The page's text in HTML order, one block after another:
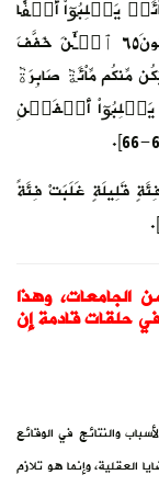
يَغۡلِبُوٓاْ أَلۡفٗا
مِّنَ ٱلَّذِينَ كَفَرُواْ بِأَنَّهُمۡ قَوۡمٞ لَّا يَفۡقَهُونَ٦٥ ٱلۡـَٰٔنَ خَفَّفَ
مِّاْئَةٞ صَابِرَةٞ
يَغۡلِبُوٓاْ أَلۡفَيۡنِ
قَلِيلَةٍ غَلَبَتْ فِئَةً
الجامعات، وهذا
حلقات قادمة إن
والنتائج في الوقائع
العقلية، وإنما هو تلازم